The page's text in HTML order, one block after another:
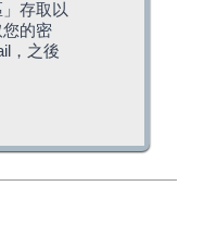
存取以
的密
，之後